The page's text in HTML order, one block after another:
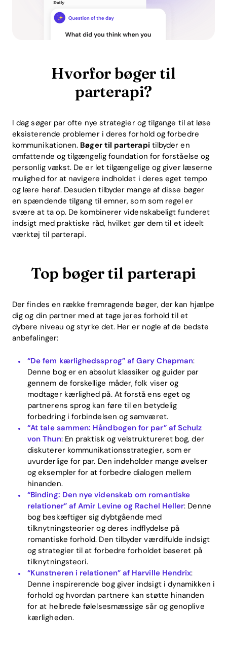
Hvorfor bøger til
parterapi?
I dag søger par ofte nye strategier og tilgange til at løse
eksisterende problemer i deres forhold og forbedre
kommunikationen. Bøger til parterapitilbyder en
omfattende og tilgængelig foundation for forståelse og
personlig vækst. De er let tilgængelige og giver læserne
mulighed for at navigere indholdet i deres eget tempo
og lære heraf. Desuden tilbyder mange af disse bøger
en spændende tilgang til emner, som som regel er
svære at ta op. De kombinerer videnskabeligt funderet
indsigt med praktiske råd, hvilket gør dem til et ideelt
værktøj til parterapi.
Top bøger til parterapi
Der findes en række fremragende bøger, der kan hjælpe
dig og din partner med at tage jeres forhold til et
dybere niveau og styrke det. Her er nogle af de bedste
anbefalinger:
“De fem kærlighedssprog” af Gary Chapman:
Denne bog er en absolut klassiker og guider par
gennem de forskellige måder, folk viser og
modtager kærlighed på. At forstå ens eget og
partnerens sprog kan føre til en betydelig
forbedring i forbindelsen og samværet.
“At tale sammen: Håndbogen for par” af Schulz
von Thun: En praktisk og velstruktureret bog, der
diskuterer kommunikationsstrategier, som er
uvurderlige for par. Den indeholder mange øvelser
og eksempler for at forbedre dialogen mellem
hinanden.
“Binding: Den nye videnskab om romantiske
relationer” af Amir Levine og Rachel Heller: Denne
bog beskæftiger sig dybtgående med
tilknytningsteorier og deres indflydelse på
romantiske forhold. Den tilbyder værdifulde indsigt
og strategier til at forbedre forholdet baseret på
tilknytningsteori.
“Kunstneren i relationen” af Harville Hendrix:
Denne inspirerende bog giver indsigt i dynamikken i
forhold og hvordan partnere kan støtte hinanden
for at helbrede følelsesmæssige sår og genoplive
kærligheden.